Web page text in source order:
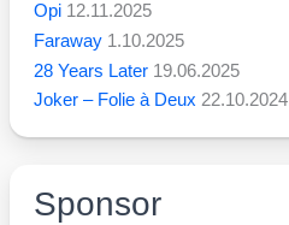
Opi 12.11.2025
Faraway 1.10.2025
28 Years Later 19.06.2025
Joker – Folie à Deux 22.10.2024
Sponsor